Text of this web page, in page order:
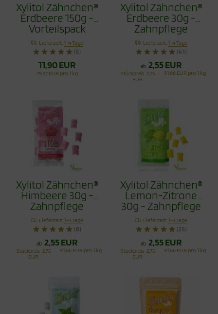
Xylitol Zähnchen®
Erdbeere 150g -
Vorteilspack
Lieferzeit:1-4 Tage
(5)
11,90 EUR
79,32 EUR pro 1 kg
Xylitol Zähnchen®
Erdbeere 30g -
Zahnpflege
Bonbons
Lieferzeit:1-4 Tage
(41)
ab 2,55 EUR
Stückpreis 2,75
EUR
91,66 EUR pro 1 kg
Xylitol Zähnchen®
Himbeere 30g -
Zahnpflege
Bonbons
Lieferzeit:1-4 Tage
(8)
ab 2,55 EUR
Stückpreis 2,75
EUR
91,66 EUR pro 1 kg
Xylitol Zähnchen®
Lemon-Zitrone
30g - Zahnpflege
Bonbons
Lieferzeit:1-4 Tage
(25)
ab 2,55 EUR
Stückpreis 2,75
EUR
91,66 EUR pro 1 kg